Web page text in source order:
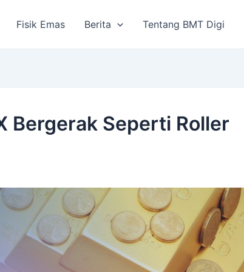
Fisik Emas Berita Tentang BMT Digi
Bergerak Seperti Roller